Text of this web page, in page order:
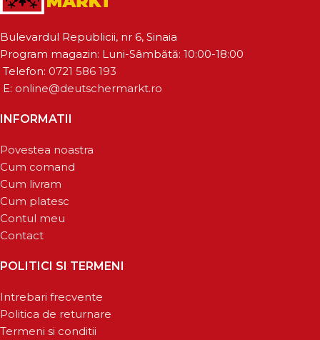
Bulevardul Republicii, nr 6, Sinaia
Program magazin: Luni-Sâmbătă: 10:00-18:00
Telefon: 0721 586 193
E: online@deutschermarkt.ro
INFORMATII
Povestea noastra
Cum comand
Cum livram
Cum platesc
Contul meu
Contact
POLITICI SI TERMENI
Intrebari frecvente
Politica de returnare
Termeni si conditii